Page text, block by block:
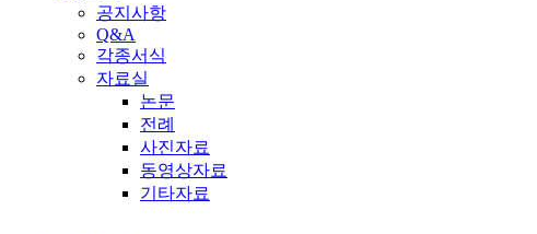
공지사항
Q&A
각종서식
자료실
논문
전례
사진자료
동영상자료
기타자료